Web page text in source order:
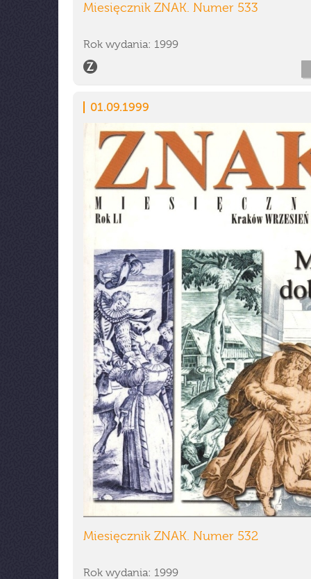
Miesięcznik ZNAK. Numer 533
Rok wydania: 1999
01.09.1999
Miesięcznik ZNAK. Numer 532
Rok wydania: 1999